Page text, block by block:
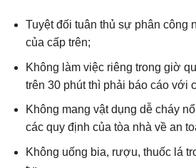
Tuyệt đối tuân thủ sự phân công
của cấp trên;
Không làm việc riêng trong giờ
trên 30 phút thì phải báo cáo với
Không mang vật dụng dễ cháy
các quy định của tòa nhà về an
Không uống bia, rượu, thuốc lá